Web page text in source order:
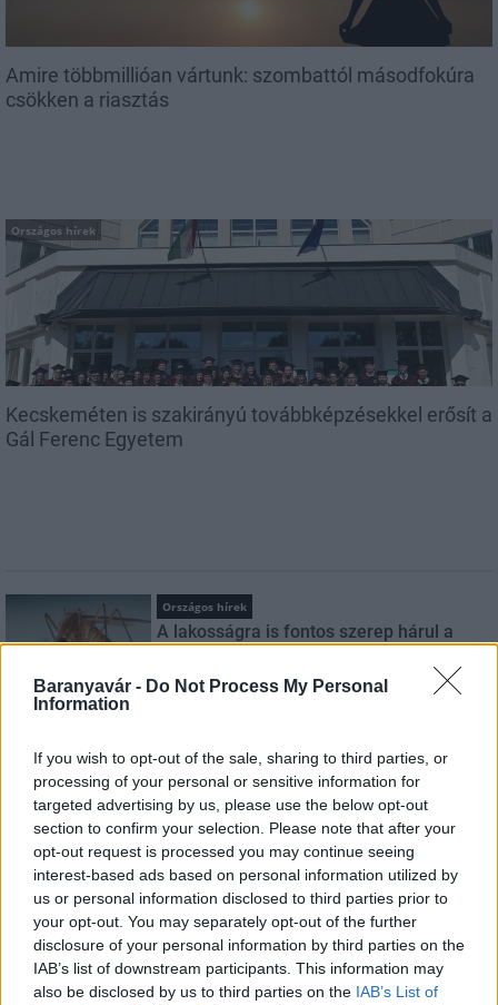
Baranyavár - Do Not Process My Personal
Information
If you wish to opt-out of the sale, sharing to third parties, or
processing of your personal or sensitive information for
targeted advertising by us, please use the below opt-out
section to confirm your selection. Please note that after your
opt-out request is processed you may continue seeing
interest-based ads based on personal information utilized by
us or personal information disclosed to third parties prior to
your opt-out. You may separately opt-out of the further
disclosure of your personal information by third parties on the
IAB’s list of downstream participants. This information may
also be disclosed by us to third parties on the IAB’s List of
Amire többmillióan vártunk: szombattól másodfokúra
csökken a riasztás
Országos hírek
Kecskeméten is szakirányú továbbképzésekkel erősít a
Gál Ferenc Egyetem
Országos hírek
A lakosságra is fontos szerep hárul a
szúnyoginvázió elkerülésében
Itt az ÉVOSZ megoldása a hőhullámok és
az energiakrízis kezelésére
Országos hírek
Miért éri meg Afrikában utat építeni?
Minden, amit a GED Afrika projektről
tudni kell